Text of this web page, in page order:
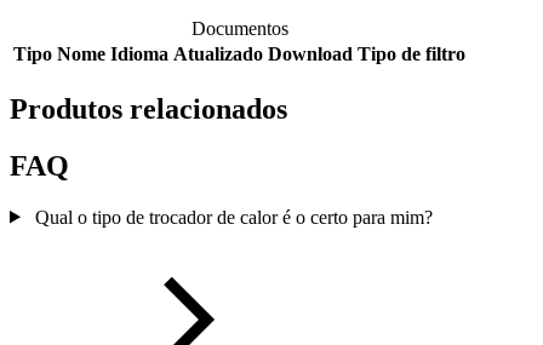
Documentos
Tipo Nome Idioma Atualizado Download Tipo de filtro
Produtos relacionados
FAQ
Qual o tipo de trocador de calor é o certo para mim?